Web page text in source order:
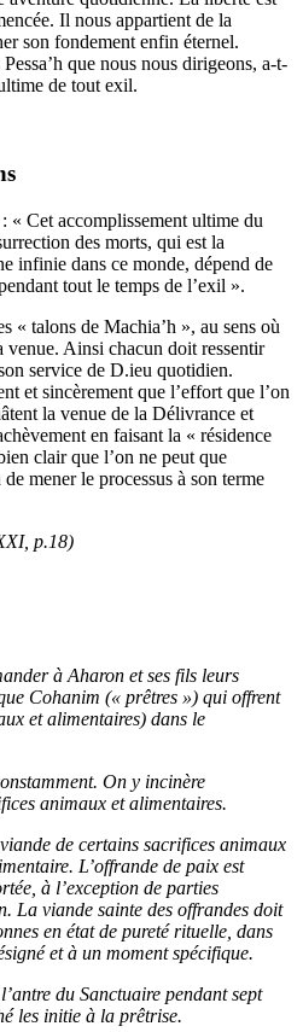
Il nous appartient de la
son fondement enfin éternel.
que nous nous dirigeons, a-t-
de tout exil.
« Cet accomplissement ultime du
des morts, qui est la
infinie dans ce monde, dépend de
tout le temps de l’exil ».
« talons de Machia’h », au sens où
venue. Ainsi chacun doit ressentir
service de D.ieu quotidien.
et sincèrement que l’effort que l’on
la venue de la Délivrance et
en faisant la « résidence
clair que l’on ne peut que
mener le processus à son terme
p.18)
à Aharon et ses fils leurs
Cohanim (« prêtres ») qui offrent
et alimentaires) dans le
On y incinère
animaux et alimentaires.
de certains sacrifices animaux
L’offrande de paix est
à l’exception de parties
La viande sainte des offrandes doit
en état de pureté rituelle, dans
et à un moment spécifique.
du Sanctuaire pendant sept
les initie à la prêtrise.